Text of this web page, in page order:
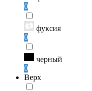
0
фуксия
0
черный
0
Верх